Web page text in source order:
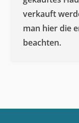
verkauft
man hier die
beachten.